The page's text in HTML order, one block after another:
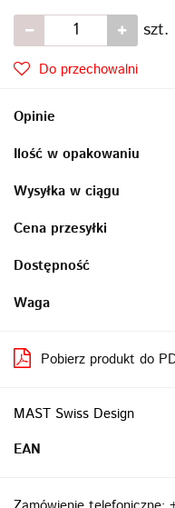
szt.
Do przechowalni
Opinie
Ilość w opakowaniu
Wysyłka w ciągu
Cena przesyłki
Dostępność
Waga
Pobierz produkt do
MAST Swiss Design
EAN